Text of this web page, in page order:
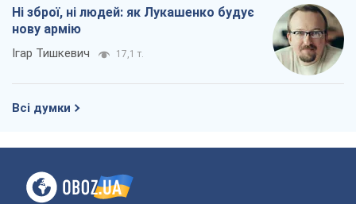
Ні зброї, ні людей: як Лукашенко будує
нову армію
Ігар Тишкевич 17,1 т.
Всі думки